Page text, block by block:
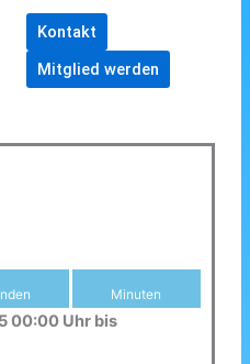
Kontakt
Mitglied werden
Minuten
00:00 Uhr bis